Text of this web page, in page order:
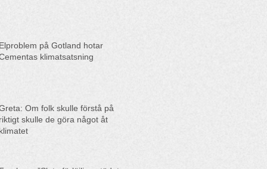
på Gotland hotar
klimatsatsning
Om folk skulle förstå på
skulle de göra något åt